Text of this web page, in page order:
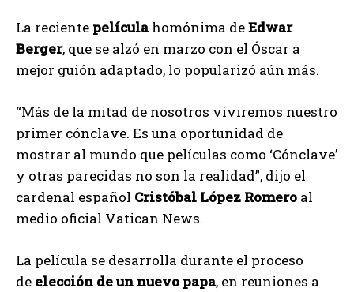
La reciente películahomónima deEdwar
Berger, que se alzó en marzo con el Óscar a
mejor guión adaptado, lo popularizó aún más.
“Más de la mitad de nosotros viviremos nuestro
primer cónclave. Es una oportunidad de
mostrar al mundo que películas como ‘Cónclave’
y otras parecidas no son la realidad”, dijo el
cardenal español Cristóbal López Romero al
medio oficial Vatican News.
La película se desarrolla durante el proceso
de elección de un nuevo papa, en reuniones a